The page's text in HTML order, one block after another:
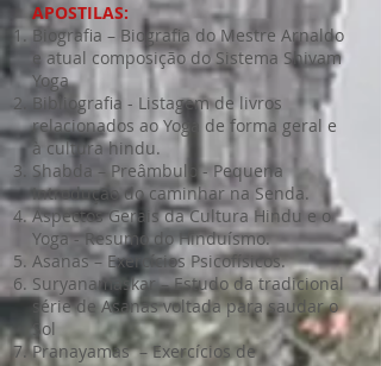
APOSTILAS:
Biografia – Biografia do Mestre Arnaldo
e atual composição do Sistema Shivam
Yoga
Bibliografia - Listagem de livros
relacionados ao Yoga de forma geral e
à cultura hindu.
Shabda – Preâmbulo - Pequena
Introdução do caminhar na Senda.
Aspectos Gerais da Cultura Hindu e o
Yoga - Resumo do Hinduísmo.
Asanas – Exercícios Psicofísicos.
Suryanamaskar – Estudo da tradicional
série de Asanas voltada para saudar o
Sol
Pranayamas – Exercícios de